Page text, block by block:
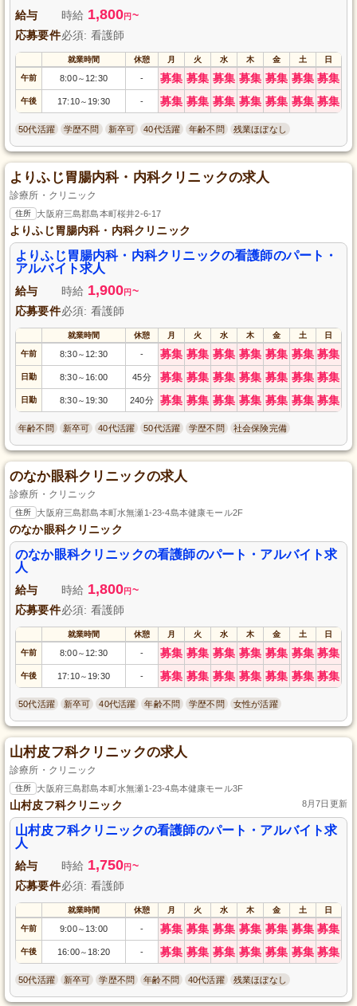
給与 時給 1,800円 ~
応募要件必須: 看護師
就業時間 休憩 月 火 水 木 金 土 日
午前 8:00～ 12:30 - 募集 募集 募集 募集 募集 募集 募集
午後 17:10～ 19:30 - 募集 募集 募集 募集 募集 募集 募集
50代活躍 学歴不問 新卒可 40代活躍 年齢不問 残業ほぼなし
よりふじ胃腸内科・内科クリニックの求人
診療所・クリニック
住所 大阪府三島郡島本町桜井2-6-17
よりふじ胃腸内科・内科クリニック
よりふじ胃腸内科・内科クリニックの看護師のパート・
アルバイト求人
給与 時給 1,900円 ~
応募要件必須: 看護師
就業時間 休憩 月 火 水 木 金 土 日
午前 8:30～ 12:30 - 募集 募集 募集 募集 募集 募集 募集
日勤 8:30～ 16:00 45分 募集 募集 募集 募集 募集 募集 募集
日勤 8:30～ 19:30 240分 募集 募集 募集 募集 募集 募集 募集
年齢不問 新卒可 40代活躍 50代活躍 学歴不問 社会保険完備
のなか眼科クリニックの求人
診療所・クリニック
住所 大阪府三島郡島本町水無瀬1-23-4島本健康モール2F
のなか眼科クリニック
のなか眼科クリニックの看護師のパート・アルバイト求
人
給与 時給 1,800円 ~
応募要件必須: 看護師
就業時間 休憩 月 火 水 木 金 土 日
午前 8:00～ 12:30 - 募集 募集 募集 募集 募集 募集 募集
午後 17:10～ 19:30 - 募集 募集 募集 募集 募集 募集 募集
50代活躍 新卒可 40代活躍 年齢不問 学歴不問 女性が活躍
山村皮フ科クリニックの求人
診療所・クリニック
住所 大阪府三島郡島本町水無瀬1-23-4島本健康モール3F
山村皮フ科クリニック 8月7日更新
山村皮フ科クリニックの看護師のパート・アルバイト求
人
給与 時給 1,750円 ~
応募要件必須: 看護師
就業時間 休憩 月 火 水 木 金 土 日
午前 9:00～ 13:00 - 募集 募集 募集 募集 募集 募集 募集
午後 16:00～ 18:20 - 募集 募集 募集 募集 募集 募集 募集
50代活躍 新卒可 学歴不問 年齢不問 40代活躍 残業ほぼなし